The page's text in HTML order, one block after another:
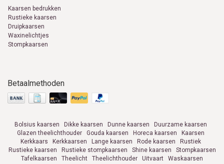
Kaarsen bedrukken
Rustieke kaarsen
Druipkaarsen
Waxinelichtjes
Stompkaarsen
Betaalmethoden
Bolsius kaarsen Dikke kaarsen Dunne kaarsen
Duurzame kaarsen
Glazen theelichthouder
Gouda kaarsen Horeca kaarsen
Kaarsen
Kerkkaars
Kerkkaarsen Lange kaarsen Rode kaarsen
Rustiek
Rustieke kaarsen
Rustieke stompkaarsen Shine kaarsen
Stompkaarsen
Tafelkaarsen
Theelicht Theelichthouder Uitvaart
Waskaarsen